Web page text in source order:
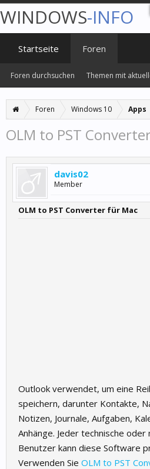
Foren Windows 10 Apps
OLM to PST
davis02
Member
OLM to PST Converter für Mac
Outlook verwendet, um eine
speichern, darunter Kontakte,
Notizen, Journale, Aufgaben,
Anhänge. Jeder technische oder
Benutzer kann diese Software
Verwenden Sie OLM to PST
WINDOWS-INFO
Startseite Foren
Foren durchsuchen Themen mit